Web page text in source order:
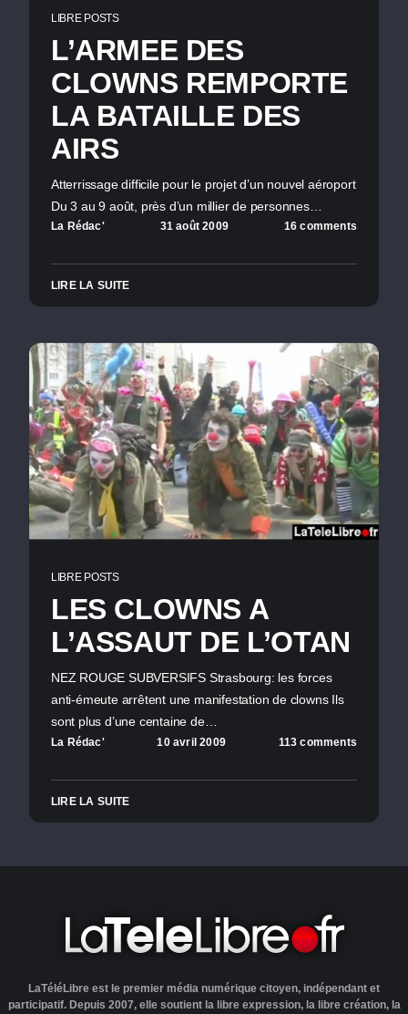
LIBRE POSTS
L’ARMEE DES
CLOWNS REMPORTE
LA BATAILLE DES
AIRS
Atterrissage difficile pour le projet d’un nouvel aéroport
Du 3 au 9 août, près d’un millier de personnes…
La Rédac' 31 août 2009 16 comments
LIRE LA SUITE
LIBRE POSTS
LES CLOWNS A
L’ASSAUT DE L’OTAN
NEZ ROUGE SUBVERSIFS Strasbourg: les forces
anti-émeute arrêtent une manifestation de clowns Ils
sont plus d’une centaine de…
La Rédac' 10 avril 2009 113 comments
LIRE LA SUITE
LaTéléLibre est le premier média numérique citoyen, indépendant et
participatif. Depuis 2007, elle soutient la libre expression, la libre création, la